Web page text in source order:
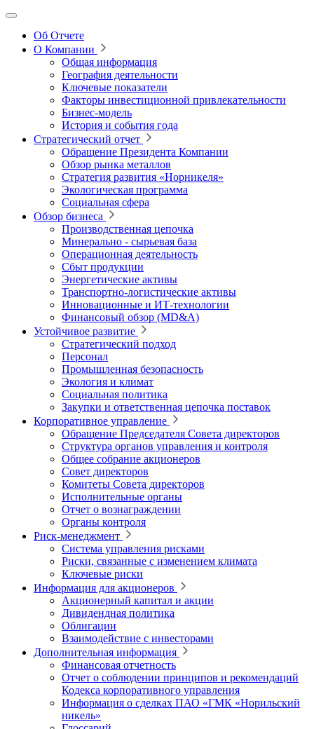
Об Отчете
О Компании
Общая информация
География деятельности
Ключевые показатели
Факторы инвестиционной привлекательности
Бизнес-модель
История и события года
Стратегический отчет
Обращение Президента Компании
Обзор рынка металлов
Стратегия развития «Норникеля»
Экологическая программа
Социальная сфера
Обзор бизнеса
Производственная цепочка
Минерально ‑ сырьевая база
Операционная деятельность
Сбыт продукции
Энергетические активы
Транспортно-логистические активы
Инновационные и ИТ‑технологии
Финансовый обзор (MD&A)
Устойчивое развитие
Стратегический подход
Персонал
Промышленная безопасность
Экология и климат
Социальная политика
Закупки и ответственная цепочка поставок
Корпоративное управление
Обращение Председателя Совета директоров
Структура органов управления и контроля
Общее собрание акционеров
Совет директоров
Комитеты Совета директоров
Исполнительные органы
Отчет о вознаграждении
Органы контроля
Риск-менеджмент
Система управления рисками
Риски, связанные с изменением климата
Ключевые риски
Информация для акционеров
Акционерный капитал и акции
Дивидендная политика
Облигации
Взаимодействие с инвесторами
Дополнительная информация
Финансовая отчетность
Отчет о соблюдении принципов и рекомендаций
Кодекса корпоративного управления
Информация о сделках ПАО «ГМК «Норильский
никель»